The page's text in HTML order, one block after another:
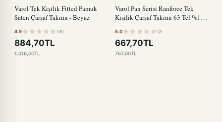
Varol Tek Kişilik Fitted Pamuk
Saten Çarşaf Takımı - Beyaz
4.9 (16)
884,70TL
1.016,00TL
Varol Pan Serisi Ranforce Tek
Kişilik Çarşaf Takımı 63 Tel %100
5.0 (2)
667,70TL
767,00TL